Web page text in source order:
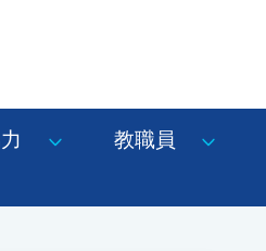
教職員